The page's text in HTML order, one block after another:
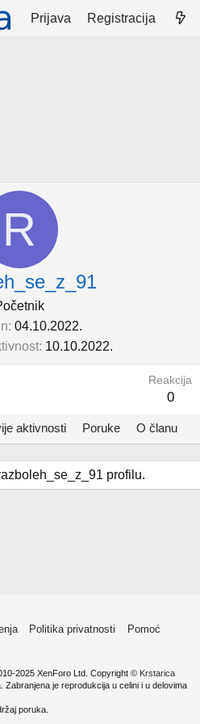
Prijava Registracija
R
04.10.2022.
10.10.2022.
Reakcija
0
aktivnosti Poruke O članu
profilu.
Politika privatnosti
Pomoć
2025 XenForo Ltd. Copyright © Krstarica
Zabranjena je reprodukcija u celini i u delovima
poruka.